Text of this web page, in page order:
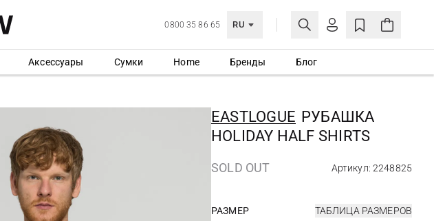
0800 35 86 65 RU
ЛИЧНЫЙ КАБИНЕТ
Еще не зарегистрированы?
СОЗДАТЬ УЧЕТНУЮ ЗАПИСЬ
Аксессуары Сумки Home Бренды Блог
EASTLOGUE РУБАШКА
HOLIDAY HALF SHIRTS
SOLD OUT Артикул: 2248825
РАЗМЕР ТАБЛИЦА РАЗМЕРОВ